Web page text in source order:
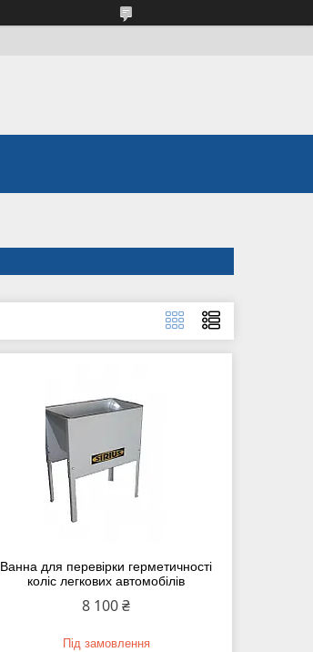
Ванна для перевірки герметичності
коліс легкових автомобілів
8 100 ₴
Під замовлення